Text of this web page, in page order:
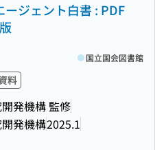
ージェント白書 : PDF
料
発機構 監修
発機構2025.1
国立国会図書館